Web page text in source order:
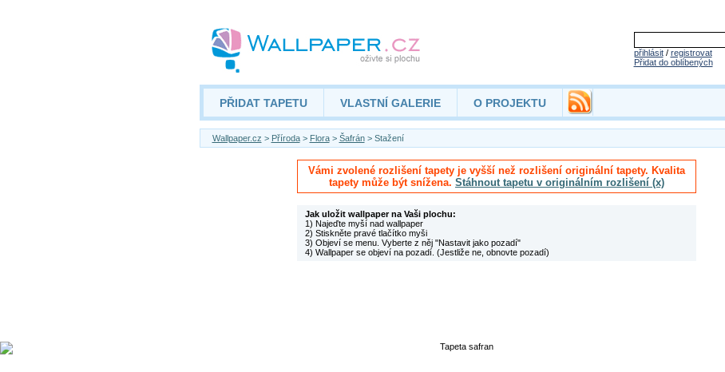
přihlásit/ registrovat
Přidat do oblíbených
PŘIDAT TAPETU VLASTNÍ GALERIE O PROJEKTU
Wallpaper.cz > Příroda> Flora> Šafrán> Stažení
Vámi zvolené rozlišení tapety je vyšší než rozlišení originální tapety. Kvalita
tapety může být snížena. Stáhnout tapetu v originálním rozlišení (x)
Jak uložit wallpaper na Vaši plochu:
1) Najeďte myší nad wallpaper
2) Stiskněte pravé tlačítko myši
3) Objeví se menu. Vyberte z něj "Nastavit jako pozadí"
4) Wallpaper se objeví na pozadí. (Jestliže ne, obnovte pozadí)